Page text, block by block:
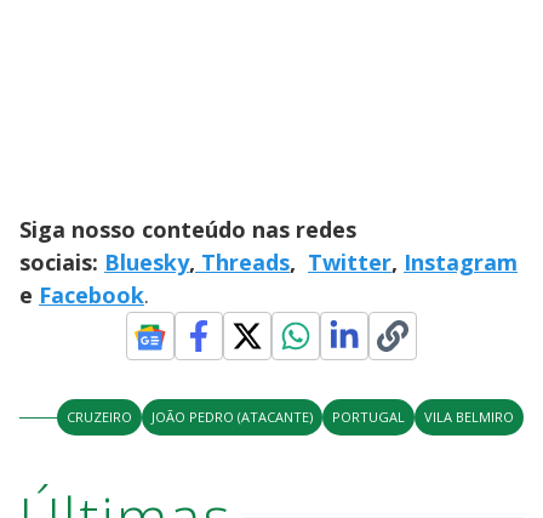
Siga nosso conteúdo nas redes
sociais: Bluesky, Threads, Twitter, Instagram
e Facebook.
CRUZEIRO JOÃO PEDRO (ATACANTE) PORTUGAL VILA BELMIRO